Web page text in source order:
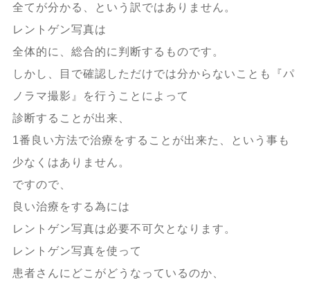
全てが分かる、という訳ではありません。
レントゲン写真は
全体的に、総合的に判断するものです。
しかし、目で確認しただけでは分からないことも『パ
ノラマ撮影』を行うことによって
診断することが出来、
1番良い方法で治療をすることが出来た、という事も
少なくはありません。
ですので、
良い治療をする為には
レントゲン写真は必要不可欠となります。
レントゲン写真を使って
患者さんにどこがどうなっているのか、